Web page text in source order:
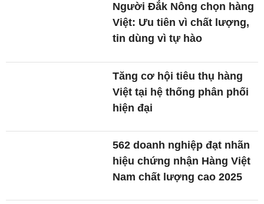
Người Đắk Nông chọn hàng
Việt: Ưu tiên vì chất lượng,
tin dùng vì tự hào
Tăng cơ hội tiêu thụ hàng
Việt tại hệ thống phân phối
hiện đại
562 doanh nghiệp đạt nhãn
hiệu chứng nhận Hàng Việt
Nam chất lượng cao 2025